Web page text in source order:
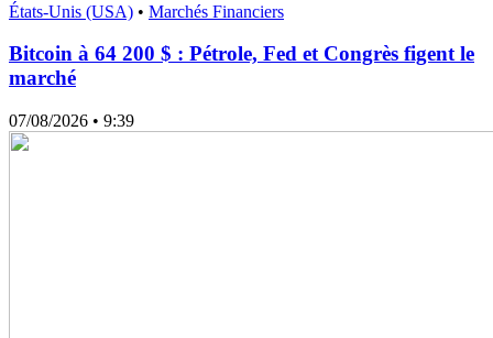
États-Unis (USA) • Marchés Financiers
Bitcoin à 64 200 $ : Pétrole, Fed et Congrès figent le
marché
07/08/2026 • 9:39